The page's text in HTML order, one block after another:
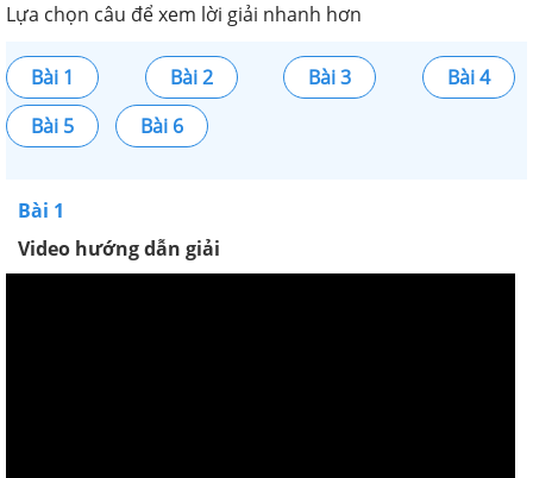
Lựa chọn câu để xem lời giải nhanh hơn
Bài 1 Bài 2 Bài 3
Bài 4
Bài 5
Bài 6
Bài 1
Video hướng dẫn giải